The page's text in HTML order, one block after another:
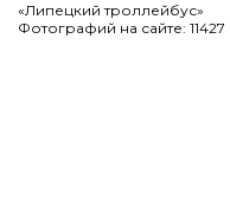
«Липецкий троллейбус»
Фотографий на сайте: 11427